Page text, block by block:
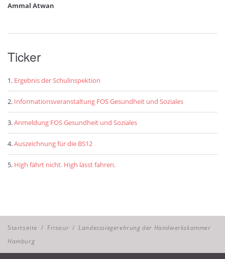
Ammal Atwan
Ticker
Ergebnis der Schulinspektion
Informationsveranstaltung FOS Gesundheit und Soziales
Anmeldung FOS Gesundheit und Soziales
Auszeichnung für die BS12
High fährt nicht. High lässt fahren.
Startseite / Friseur /Landesssiegerehrung der Handwerkskammer
Hamburg